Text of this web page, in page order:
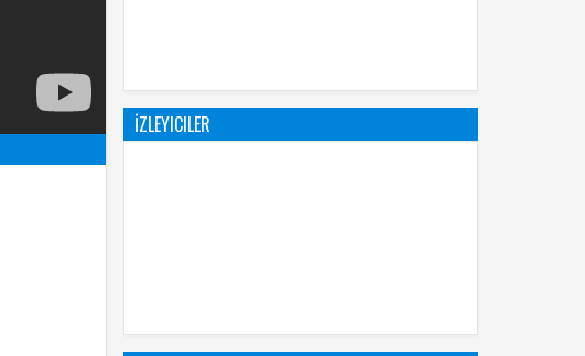
İZLEYICILER